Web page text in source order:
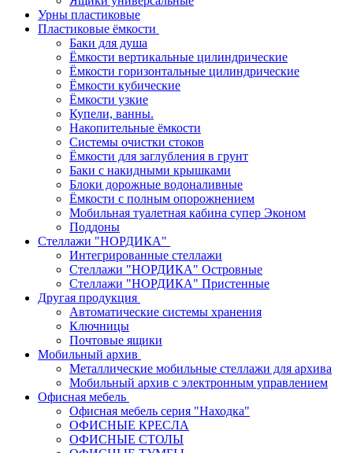
Урны пластиковые
Пластиковые ёмкости
Баки для душа
Ёмкости вертикальные цилиндрические
Ёмкости горизонтальные цилиндрические
Ёмкости кубические
Ёмкости узкие
Купели, ванны.
Накопительные ёмкости
Системы очистки стоков
Ёмкости для заглубления в грунт
Баки с накидными крышками
Блоки дорожные водоналивные
Ёмкости с полным опорожнением
Мобильная туалетная кабина супер Эконом
Поддоны
Стеллажи "НОРДИКА"
Интегрированные стеллажи
Стеллажи "НОРДИКА" Островные
Стеллажи "НОРДИКА" Пристенные
Другая продукция
Автоматические системы хранения
Ключницы
Почтовые ящики
Мобильный архив
Металлические мобильные стеллажи для архива
Мобильный архив с электронным управлением
Офисная мебель
Офисная мебель серия "Находка"
ОФИСНЫЕ КРЕСЛА
ОФИСНЫЕ СТОЛЫ